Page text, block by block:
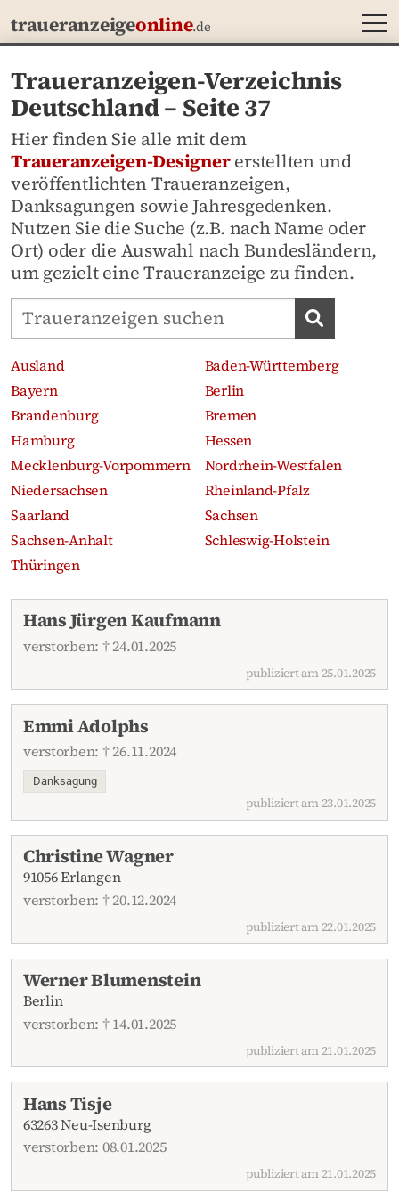
traueranzeigeonline.de
Traueranzeigen-Verzeichnis
Deutschland – Seite 37
Hier finden Sie alle mit dem
Traueranzeigen-Designererstellten und
veröffentlichten Traueranzeigen,
Danksagungen sowie Jahresgedenken.
Nutzen Sie die Suche (z.B. nach Name oder
Ort) oder die Auswahl nach Bundesländern,
um gezielt eine Traueranzeige zu finden.
Traueranzeigen-Portal durchsuchen
Ausland
Baden-Württemberg
Bayern
Berlin
Brandenburg
Bremen
Hamburg
Hessen
Mecklenburg-Vorpommern
Nordrhein-Westfalen
Niedersachsen
Rheinland-Pfalz
Saarland
Sachsen
Sachsen-Anhalt
Schleswig-Holstein
Thüringen
Aktuelle Traueranzeigen
Hans Jürgen Kaufmann
verstorben: † 24.01.2025
publiziert am 25.01.2025
Emmi Adolphs
verstorben: † 26.11.2024
Danksagung
publiziert am 23.01.2025
Christine Wagner
91056 Erlangen
verstorben: † 20.12.2024
publiziert am 22.01.2025
Werner Blumenstein
Berlin
verstorben: † 14.01.2025
publiziert am 21.01.2025
Hans Tisje
63263 Neu-Isenburg
verstorben: 08.01.2025
publiziert am 21.01.2025